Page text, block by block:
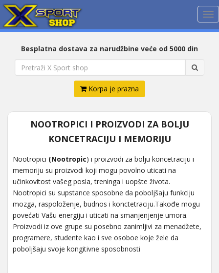
Besplatna dostava za narudžbine veće od 5000 din
Korpa je prazna
NOOTROPICI I PROIZVODI ZA BOLJU
KONCETRACIJU I MEMORIJU
Nootropici (Nootropic) i proizvodi za bolju koncetraciju i
memoriju su proizvodi koji mogu povolno uticati na
učinkovitost vašeg posla, treninga i uopšte života.
Nootropici su supstance sposobne da poboljšaju funkciju
mozga, raspoloženje, budnos i konctetraciju.Takođe mogu
povećati Vašu energiju i uticati na smanjenjenje umora.
Proizvodi iz ove grupe su posebno zanimljivi za menadžete,
programere, studente kao i sve osoboe koje žele da
poboljšaju svoje kongitivne sposobnosti